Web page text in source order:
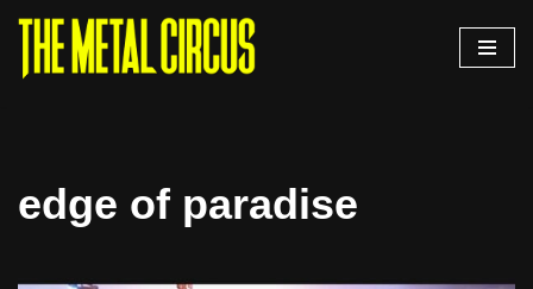
Saltar
edge of paradise